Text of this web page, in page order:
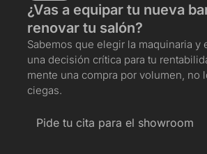
¿Vas a equipar tu nueva
renovar tu salón?
Sabemos que elegir la maquinaria y
una decisión crítica para tu
mente una compra por volumen, no
ciegas.
Pide tu cita para el showroom